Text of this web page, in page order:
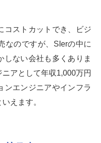
コストカットでき、ビジ
なのですが、SIerの中に
しない会社も多くありま
アとして年収1,000万円
ンエンジニアやインフラ
えます。